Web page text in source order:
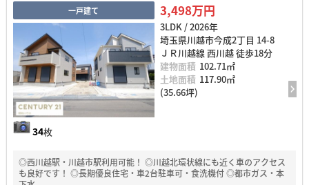
一戸建て
34枚
3,498万円
3LDK / 2026年
埼玉県川越市今成2丁目 14-8
ＪＲ川越線 西川越 徒歩18分
建物面積 102.71㎡
土地面積 117.90㎡
(35.66坪)
◎西川越駅・川越市駅利用可能！ ◎川越北環状線にも近く車のアクセス
も良好です！ ◎長期優良住宅・車2台駐車可・食洗機付 ◎都市ガス・本